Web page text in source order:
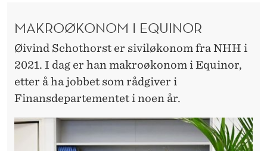
MAKROØKONOM I EQUINOR
Øivind Schothorst er siviløkonom fra NHH i
2021. I dag er han makroøkonom i Equinor,
etter å ha jobbet som rådgiver i
Finansdepartementet i noen år.